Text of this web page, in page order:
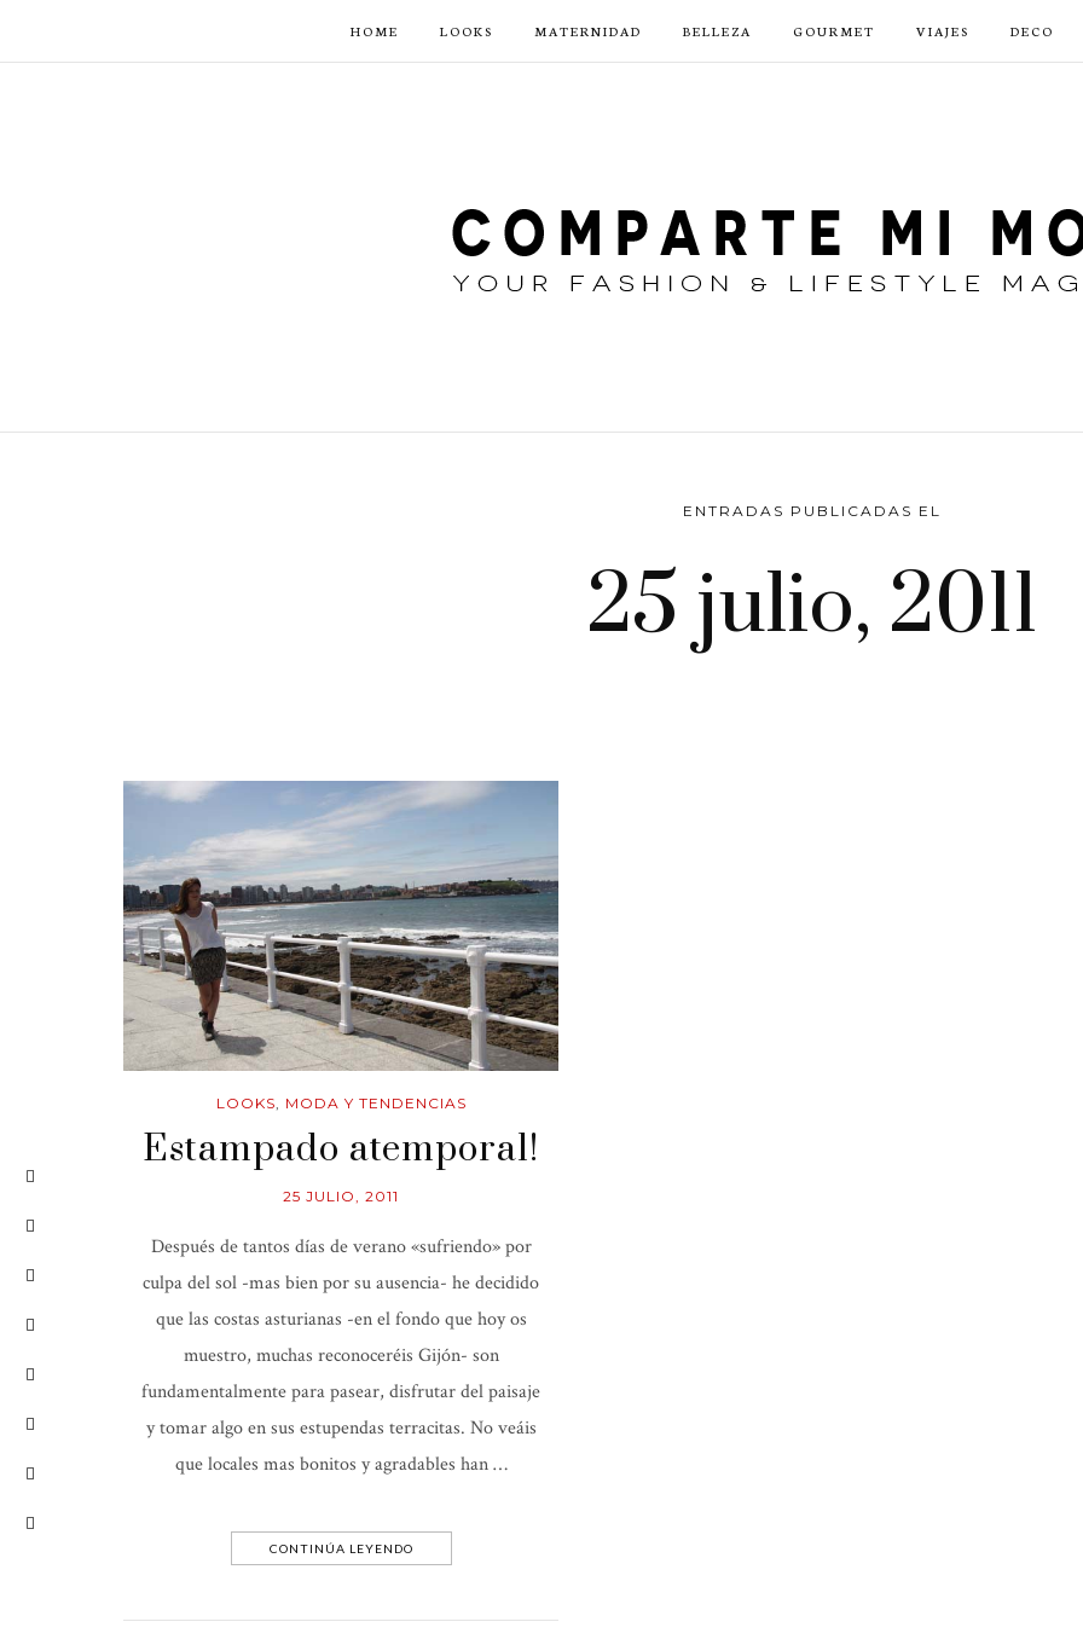
HOME LOOKS MATERNIDAD BELLEZA GOURMET VIAJES DECO
ENTRADAS PUBLICADAS EL
25 julio, 2011
LOOKS MODA Y TENDENCIAS
Estampado atemporal!
25 JULIO, 2011
Después de tantos días de verano «sufriendo» por
culpa del sol -mas bien por su ausencia- he decidido
que las costas asturianas -en el fondo que hoy os
muestro, muchas reconoceréis Gijón- son
fundamentalmente para pasear, disfrutar del paisaje
y tomar algo en sus estupendas terracitas. No veáis
que locales mas bonitos y agradables han …
CONTINÚA LEYENDO